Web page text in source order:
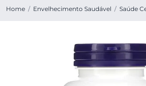
Home / Envelhecimento Saudável / Saúde